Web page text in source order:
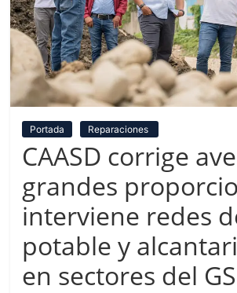
Portada Reparaciones
CAASD corrige
grandes
interviene redes
potable y
en sectores del